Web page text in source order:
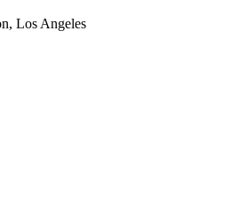
Los Angeles